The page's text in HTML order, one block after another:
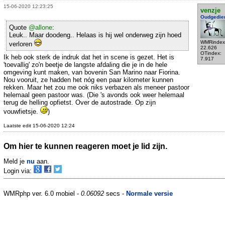
15-06-2020 12:23:25
venzje
22.626
OTindex:
7.917
Quote @allone:
Leuk.. Maar doodeng.. Helaas is hij wel onderweg zijn hoed
verloren
Ik heb ook sterk de indruk dat het in scene is gezet. Het is
'toevallig' zo'n beetje de langste afdaling die je in de hele
omgeving kunt maken, van bovenin San Marino naar Fiorina.
Nou vooruit, ze hadden het nóg een paar kilometer kunnen
rekken. Maar het zou me ook niks verbazen als meneer pastoor
helemaal geen pastoor was. (Die 's avonds ook weer helemaal
terug de helling opfietst. Over de autostrade. Op zijn
vouwfietsje.
)
Laatste edit 15-06-2020 12:24
Om hier te kunnen reageren moet je lid zijn.
Meld je nu aan.
Login via:
WMRphp ver. 6.0 mobiel - 0.06092 secs - Normale versie